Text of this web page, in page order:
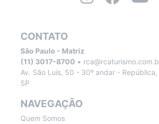
CONTATO
São Paulo - Matriz
(11) 3017-8700 •
Av. São Luís, 50 - 30º andar -
SP
NAVEGAÇÃO
Quem Somos